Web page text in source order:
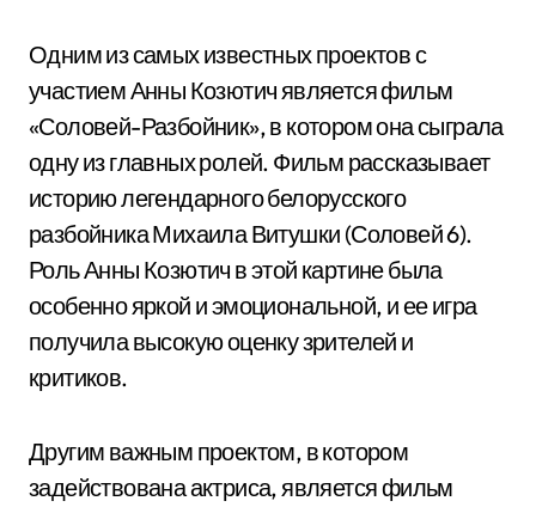
Одним из самых известных проектов с
участием Анны Козютич является фильм
«Соловей-Разбойник», в котором она сыграла
одну из главных ролей. Фильм рассказывает
историю легендарного белорусского
разбойника Михаила Витушки (Соловей 6).
Роль Анны Козютич в этой картине была
особенно яркой и эмоциональной, и ее игра
получила высокую оценку зрителей и
критиков.
Другим важным проектом, в котором
задействована актриса, является фильм